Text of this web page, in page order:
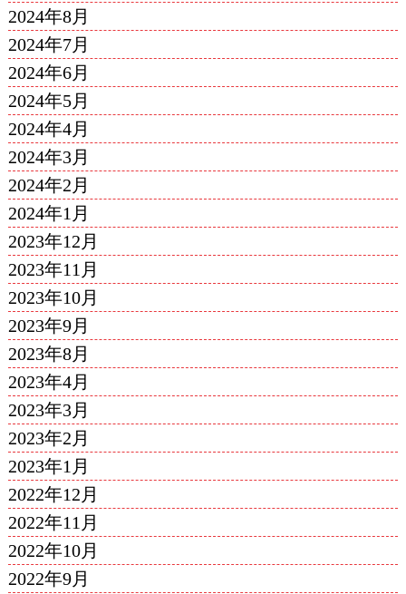
2024年8月
2024年7月
2024年6月
2024年5月
2024年4月
2024年3月
2024年2月
2024年1月
2023年12月
2023年11月
2023年10月
2023年9月
2023年8月
2023年4月
2023年3月
2023年2月
2023年1月
2022年12月
2022年11月
2022年10月
2022年9月